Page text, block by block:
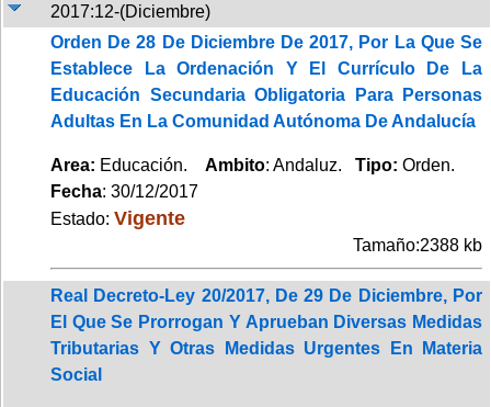
2017:12-(Diciembre)
Orden De 28 De Diciembre De 2017, Por La Que Se
Establece La Ordenación Y El Currículo De La
Educación Secundaria Obligatoria Para Personas
Adultas En La Comunidad Autónoma De Andalucía
Area: Educación. Ambito: Andaluz. Tipo: Orden.
Fecha: 30/12/2017
Estado: Vigente
Tamaño:2388 kb
Real Decreto-Ley 20/2017, De 29 De Diciembre, Por
El Que Se Prorrogan Y Aprueban Diversas Medidas
Tributarias Y Otras Medidas Urgentes En Materia
Social